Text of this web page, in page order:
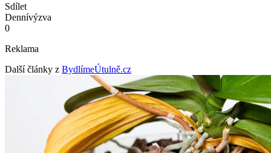
Sdílet
Dennívýzva
0
Reklama
Další články z BydlímeÚtulně.cz